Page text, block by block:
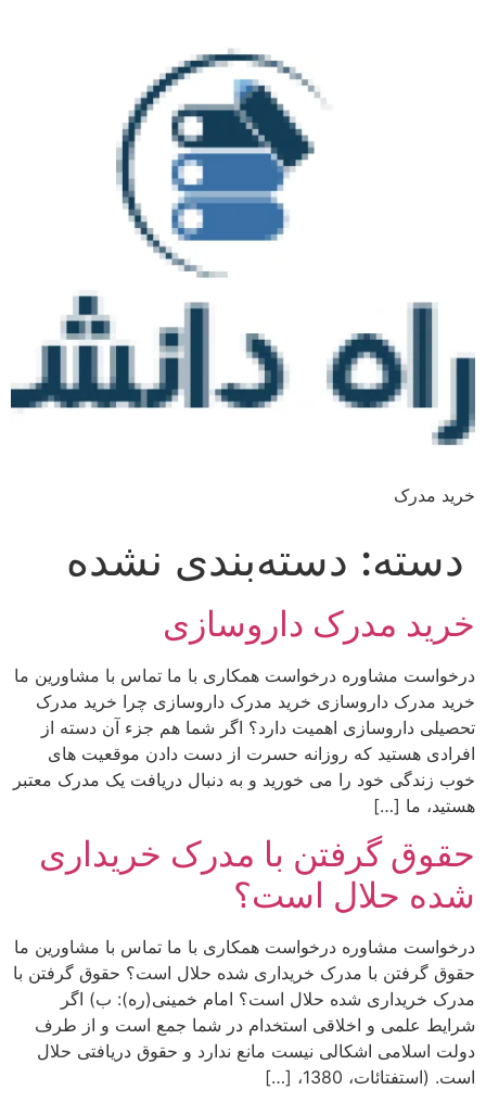
خرید مدرک
دسته: دسته‌بندی نشده
خرید مدرک داروسازی
درخواست مشاوره درخواست همکاری با ما تماس با مشاورین ما
خرید مدرک داروسازی خرید مدرک داروسازی چرا خرید مدرک
تحصیلی داروسازی اهمیت دارد؟ اگر شما هم جزء آن دسته از
افرادی هستید که روزانه حسرت از دست دادن موقعیت های
خوب زندگی خود را می خورید و به دنبال دریافت یک مدرک معتبر
هستید، ما […]
حقوق گرفتن با مدرک خریداری
شده حلال است؟
درخواست مشاوره درخواست همکاری با ما تماس با مشاورین ما
حقوق گرفتن با مدرک خریداری شده حلال است؟ حقوق گرفتن با
مدرک خریداری شده حلال است؟ امام خمینی(ره): ب) اگر
شرایط علمی و اخلاقی استخدام در شما جمع است و از طرف
دولت اسلامی اشکالی نیست مانع ندارد و حقوق دریافتی حلال
است. (استفتائات، 1380، […]